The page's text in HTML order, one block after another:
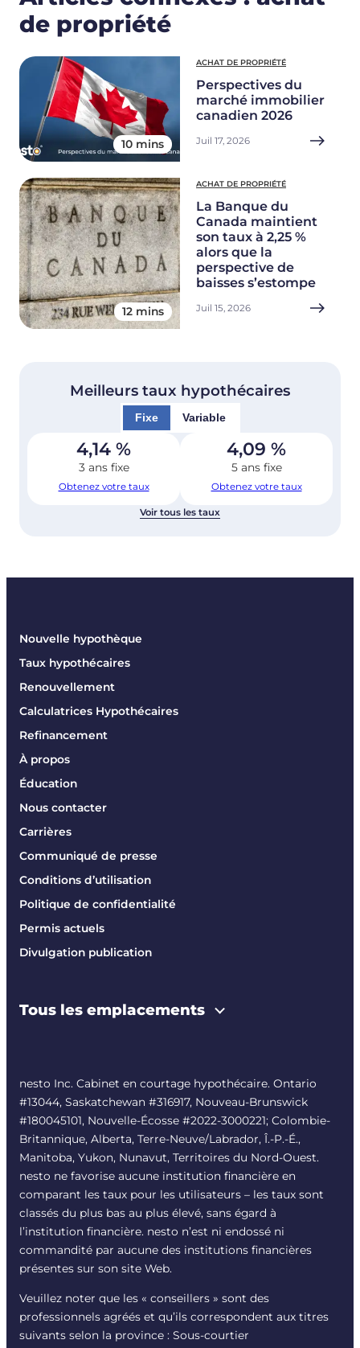
de propriété
10 mins
ACHAT DE PROPRIÉTÉ
Perspectives du
marché immobilier
canadien 2026
Juil 17, 2026
12 mins
ACHAT DE PROPRIÉTÉ
La Banque du
Canada maintient
son taux à 2,25 %
alors que la
perspective de
baisses s’estompe
Juil 15, 2026
Meilleurs taux hypothécaires
Fixe Variable
4,14 %
3 ans fixe
Obtenez votre taux
4,09 %
5 ans fixe
Obtenez votre taux
Voir tous les taux
Nouvelle hypothèque
Taux hypothécaires
Renouvellement
Calculatrices Hypothécaires
Refinancement
À propos
Éducation
Nous contacter
Carrières
Communiqué de presse
Conditions d’utilisation
Politique de confidentialité
Permis actuels
Divulgation publication
Tous les emplacements
nesto Inc. Cabinet en courtage hypothécaire. Ontario
#13044, Saskatchewan #316917, Nouveau-Brunswick
#180045101, Nouvelle-Écosse #2022-3000221; Colombie-
Britannique, Alberta, Terre-Neuve/Labrador, Î.-P.-É.,
Manitoba, Yukon, Nunavut, Territoires du Nord-Ouest.
nesto ne favorise aucune institution financière en
comparant les taux pour les utilisateurs – les taux sont
classés du plus bas au plus élevé, sans égard à
l’institution financière. nesto n’est ni endossé ni
commandité par aucune des institutions financières
présentes sur son site Web.
Veuillez noter que les « conseillers » sont des
professionnels agréés et qu’ils correspondent aux titres
suivants selon la province : Sous-courtier